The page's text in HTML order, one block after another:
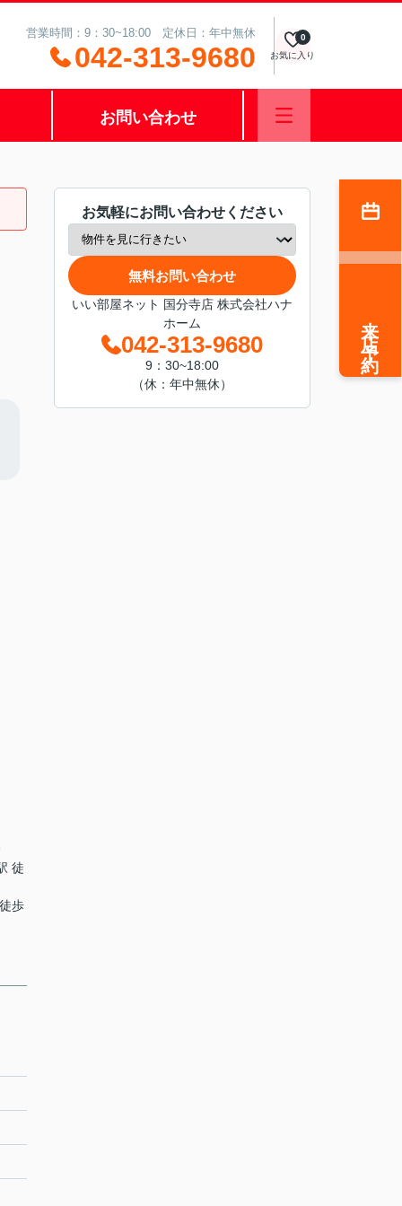
営業時間：9：30~18:00 定休日：年中無休
042-313-9680 お気に入り
0
お問い合わせ
徒
歩
お気軽にお問い合わせください
無料お問い合わせ
いい部屋ネット 国分寺店 株式会社ハナ
ホーム
042-313-9680
9：30~18:00
（休：年中無休）
来店予約